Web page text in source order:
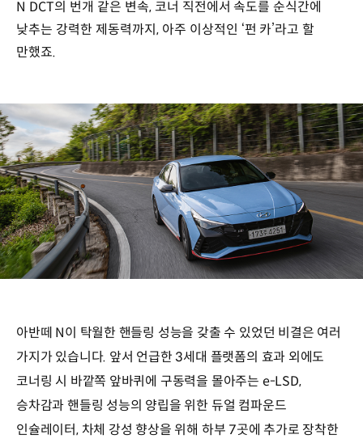
N DCT의 번개 같은 변속, 코너 직전에서 속도를 순식간에
낮추는 강력한 제동력까지, 아주 이상적인 ‘펀 카’라고 할
만했죠.
아반떼 N이 탁월한 핸들링 성능을 갖출 수 있었던 비결은 여러
가지가 있습니다. 앞서 언급한 3세대 플랫폼의 효과 외에도
코너링 시 바깥쪽 앞바퀴에 구동력을 몰아주는 e-LSD,
승차감과 핸들링 성능의 양립을 위한 듀얼 컴파운드
인슐레이터, 차체 강성 향상을 위해 하부 7곳에 추가로 장착한